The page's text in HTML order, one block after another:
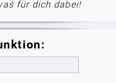
für dich dabei!